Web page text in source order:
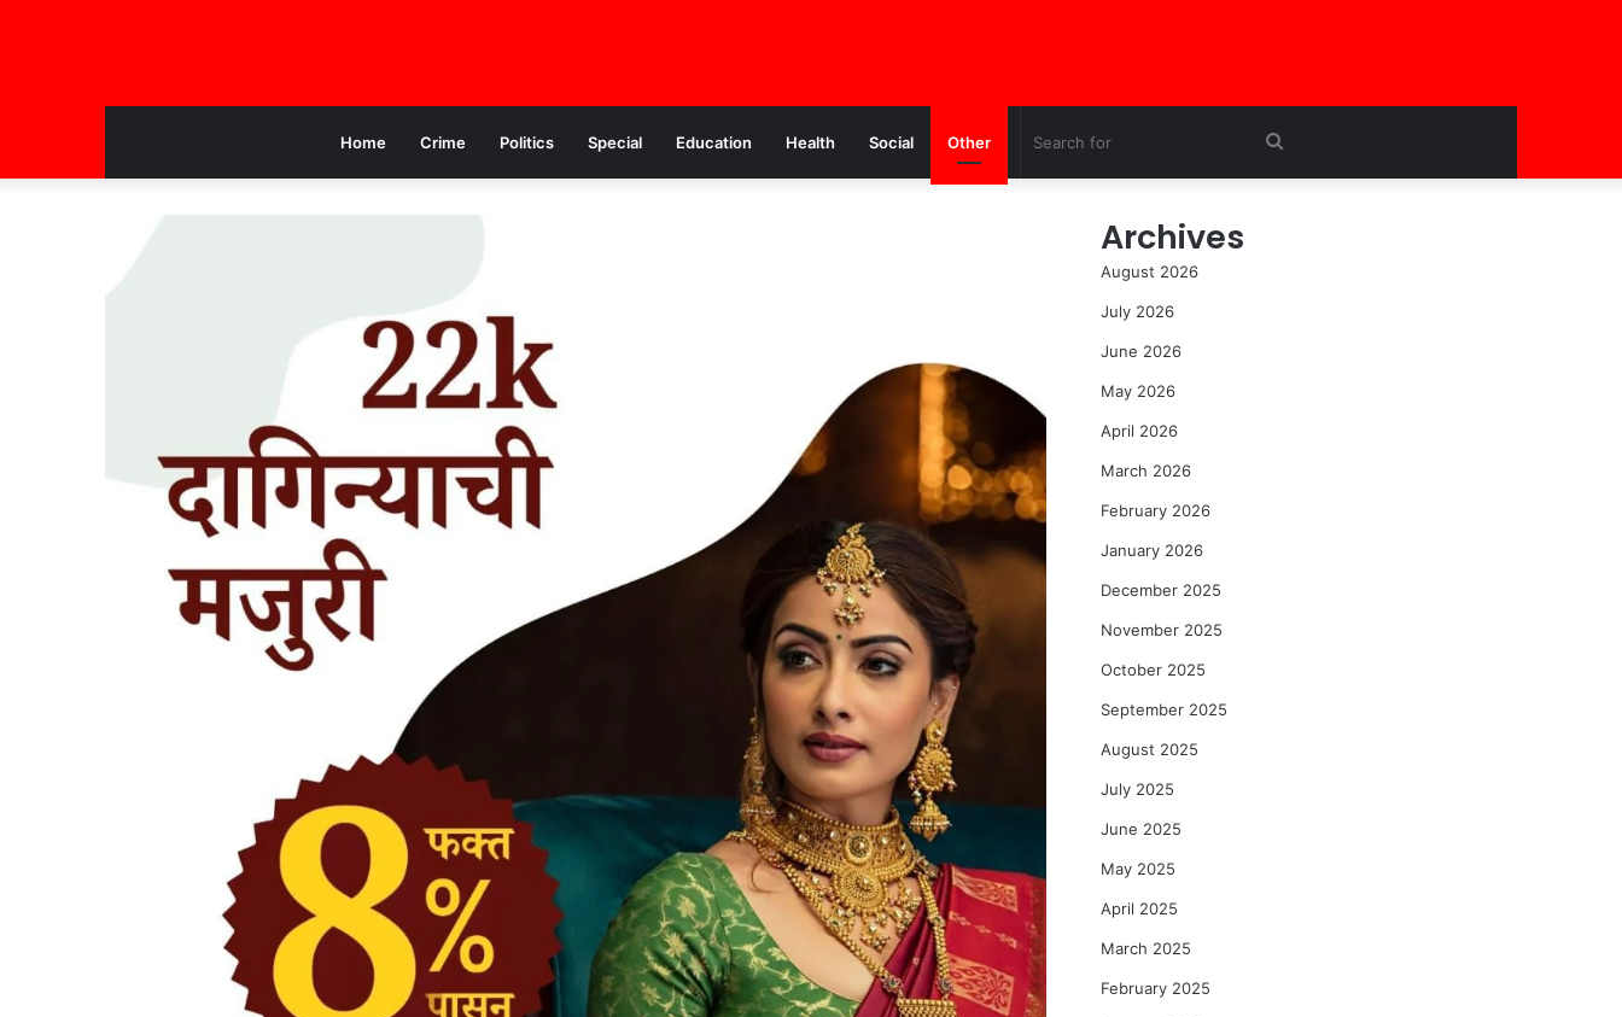
Home Crime Politics Special Education Health Social Other
Archives
August 2026
July 2026
June 2026
May 2026
April 2026
March 2026
February 2026
January 2026
December 2025
November 2025
October 2025
September 2025
August 2025
July 2025
June 2025
May 2025
April 2025
March 2025
February 2025